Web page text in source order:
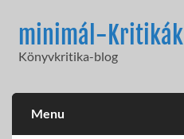
contentminimál-Kritikák
Könyvkritika-blog
Menu